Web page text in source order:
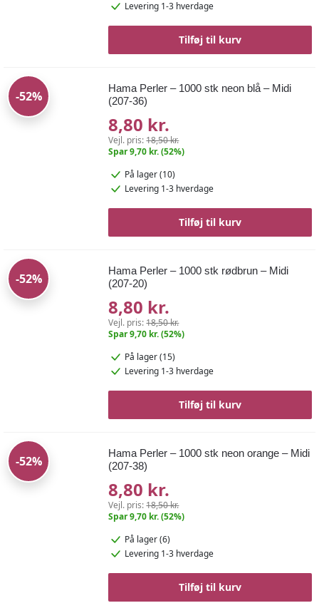
Levering 1-3 hverdage
Tilføj til kurv
-52%
Hama Perler – 1000 stk neon blå – Midi
(207-36)
8,80 kr.
Vejl. pris:18,50 kr.
Spar 9,70 kr. (52%)
På lager (10)
Levering 1-3 hverdage
Tilføj til kurv
-52%
Hama Perler – 1000 stk rødbrun – Midi
(207-20)
8,80 kr.
Vejl. pris:18,50 kr.
Spar 9,70 kr. (52%)
På lager (15)
Levering 1-3 hverdage
Tilføj til kurv
-52%
Hama Perler – 1000 stk neon orange – Midi
(207-38)
8,80 kr.
Vejl. pris:18,50 kr.
Spar 9,70 kr. (52%)
På lager (6)
Levering 1-3 hverdage
Tilføj til kurv